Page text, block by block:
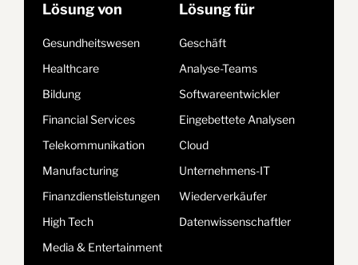
Lösung von
Gesundheitswesen
Healthcare
Bildung
Financial Services
Telekommunikation
Manufacturing
Finanzdienstleistungen
High Tech
Media & Entertainment
Lösung für
Geschäft
Analyse-Teams
Softwareentwickler
Eingebettete Analysen
Cloud
Unternehmens-IT
Wiederverkäufer
Datenwissenschaftler